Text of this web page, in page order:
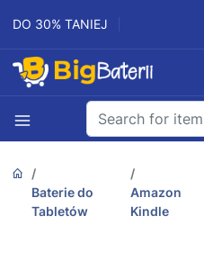
DO 30% TANIEJ
Baterie do
Tabletów
Amazon
Kindle